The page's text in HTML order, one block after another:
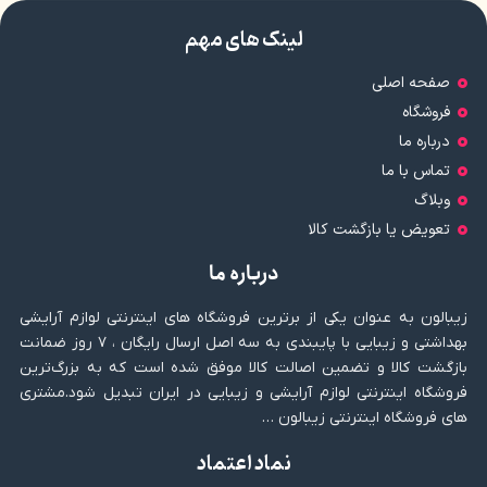
لینک های مهم
صفحه اصلی
فروشگاه
درباره ما
تماس با ما
وبلاگ
تعویض یا بازگشت کالا
درباره ما
زیبالون به عنوان یکی از برترین فروشگاه های اینترنتی لوازم آرایشی
بهداشتی و زیبایی با پایبندی به سه اصل ارسال رایگان ، ۷ روز ضمانت
بازگشت کالا و تضمین اصالت کالا موفق شده است که به بزرگ‌ترین
فروشگاه اینترنتی لوازم آرایشی و زیبایی در ایران تبدیل شود.مشتری
های فروشگاه اینترنتی زیبالون …
نماد اعتماد